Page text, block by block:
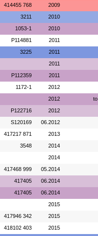
414455 768 2009
3211 2010
1053-1 2010
P114881 2011
3225 2011
2011
P112359 2011
1172-1 2012
2012
P122716 2012
S120169 06.2012
417217 871 2013
3548 2014
2014
417468 999 05.2014
417405 06.2014
417405 06.2014
2015
417946 342 2015
418102 403 2015